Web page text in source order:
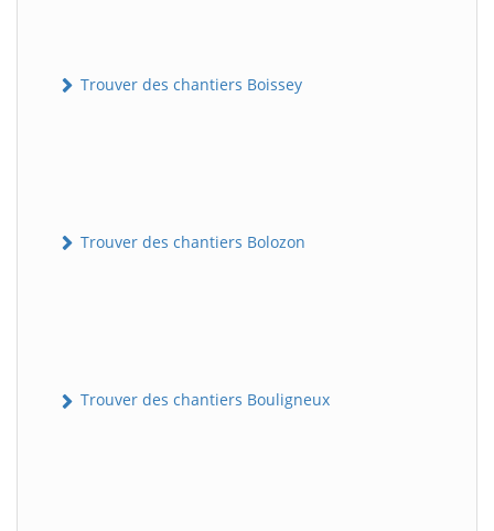
Trouver des chantiers Boissey
Trouver des chantiers Bolozon
Trouver des chantiers Bouligneux